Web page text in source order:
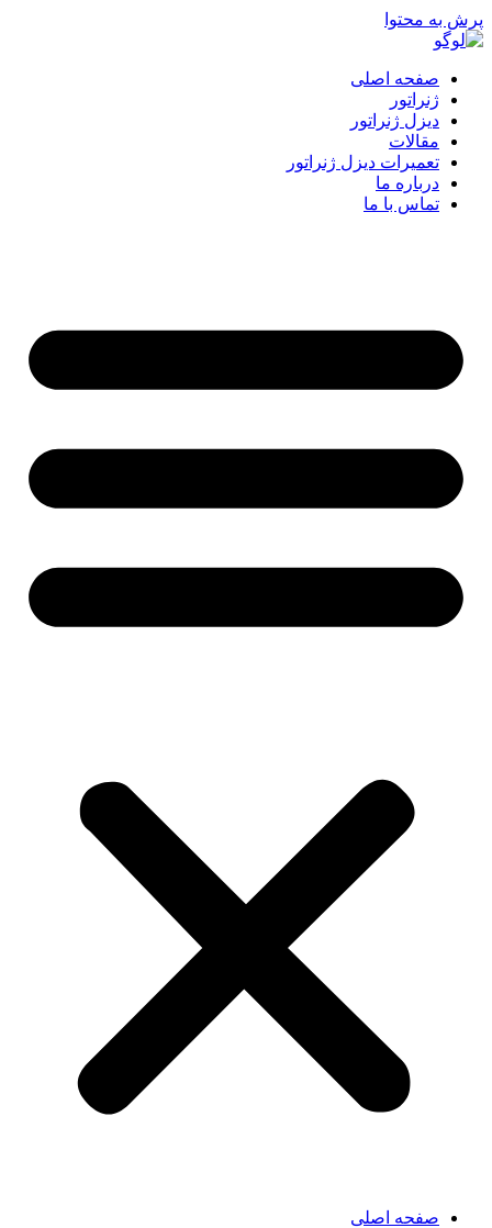
پرش به محتوا
صفحه اصلی
ژنراتور
دیزل ژنراتور
مقالات
تعمیرات دیزل ژنراتور
درباره ما
تماس با ما
صفحه اصلی